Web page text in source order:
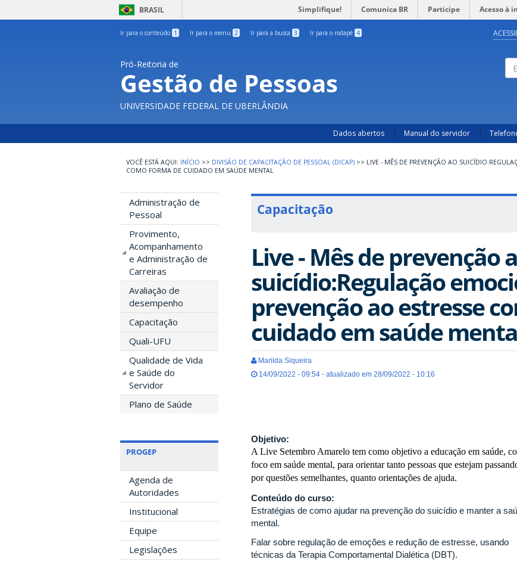
BRASIL Simplifique! Comunica BR Participe Acesso à
Ir para o conteúdo 1 Ir para o menu 2 Ir para a busca 3 Ir para o rodapé 4
Pró-Reitoria de
Gestão de Pessoas
UNIVERSIDADE FEDERAL DE UBERLÂNDIA
Dados abertos Manual do servidor
INÍCIO >> DIVISÃO DE CAPACITAÇÃO DE PESSOAL (DICAP) >> LIVE - MÊS DE PREVENÇÃO AO
COMO FORMA DE CUIDADO EM SAÚDE MENTAL
Administração de
Pessoal
Provimento,
Acompanhamento
e Administração de
Carreiras
Avaliação de
desempenho
Capacitação
Quali-UFU
Qualidade de Vida
e Saúde do
Servidor
Plano de Saúde
PROGEP
Agenda de
Autoridades
Institucional
Equipe
Legislações
Capacitação
Live - Mês de prevenção
suicídio:Regulação
prevenção ao estresse
cuidado em saúde
Marilda Siqueira
14/09/2022 - 09:54 - atualizado em 28/09/2022 - 10:16
Objetivo:
A Live Setembro Amarelo tem como objetivo a educação em saúde,
foco em saúde mental, para orientar tanto pessoas que estejam
por questões semelhantes, quanto orientações de ajuda.
Conteúdo do curso:
Estratégias de como ajudar na prevenção do suicídio e manter a
mental.
Falar sobre regulação de emoções e redução de estresse, usando
técnicas da Terapia Comportamental Dialética (DBT).